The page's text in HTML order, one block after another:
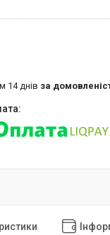
14 днів за